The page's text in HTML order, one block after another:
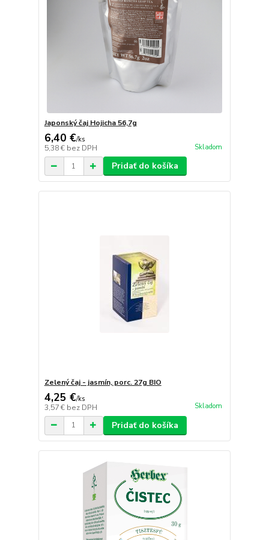
Japonský čaj Hojicha 56,7g
6,40 €/ks
5,38 € bez DPH Skladom
Pridať do košíka
Zelený čaj - jasmín, porc. 27g BIO
4,25 €/ks
3,57 € bez DPH Skladom
Pridať do košíka